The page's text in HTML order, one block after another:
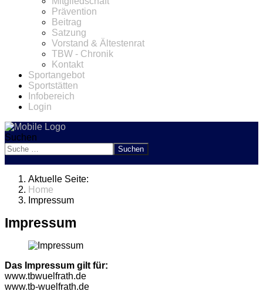
Prävention
Beitrag
Satzung
Vorstand & Ältestenrat
TBW - Chronik
Kontakt
Sportangebot
Sportstätten
Infobereich
Login
Suchen
Suchen
Aktuelle Seite:
Home
Impressum
Impressum
Das Impressum gilt für:
www.tbwuelfrath.de
www.tb-wuelfrath.de